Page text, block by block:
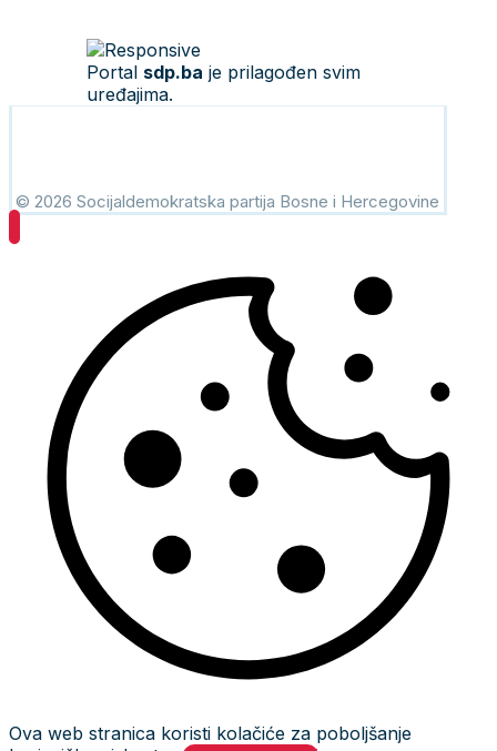
Portal sdp.ba je prilagođen svim
uređajima.
© 2026 Socijaldemokratska partija Bosne i Hercegovine
Ova web stranica koristi kolačiće za poboljšanje